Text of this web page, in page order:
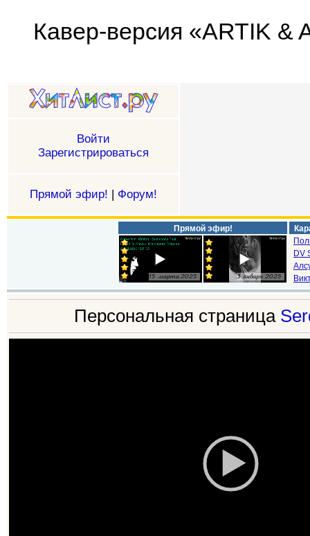
Кавер-версия «ARTIK &
Войти
Зарегистрироваться
Прямой эфир! | Форум!
Прямой эфир!
DV
Персональная страница